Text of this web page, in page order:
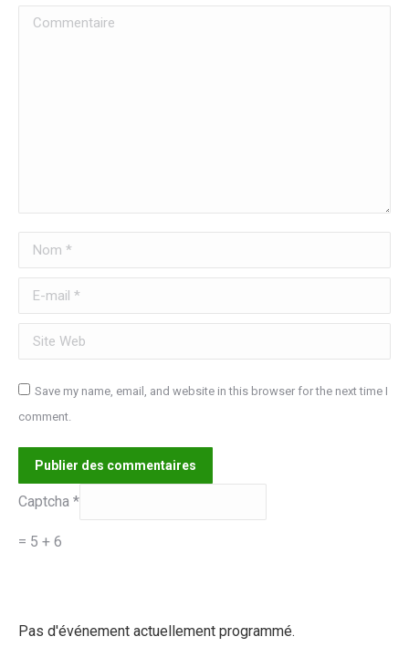
Commentaire
Nom *
E-mail *
Site Web
Save my name, email, and website in this browser for the next time I
comment.
Publier des commentaires
Captcha *
= 5 + 6
Pas d'événement actuellement programmé.